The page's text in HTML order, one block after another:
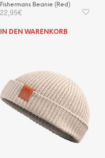
Fishermans Beanie (Red)
22,95€
IN DEN WARENKORB